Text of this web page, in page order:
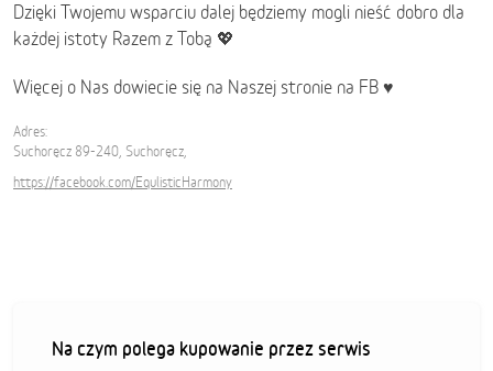
Dzięki Twojemu wsparciu dalej będziemy mogli nieść dobro dla
każdej istoty Razem z Tobą 💖
Więcej o Nas dowiecie się na Naszej stronie na FB ♥️
Adres:
Suchoręcz 89-240, Suchoręcz,
https://facebook.com/EqulisticHarmony
Na czym polega kupowanie przez serwis